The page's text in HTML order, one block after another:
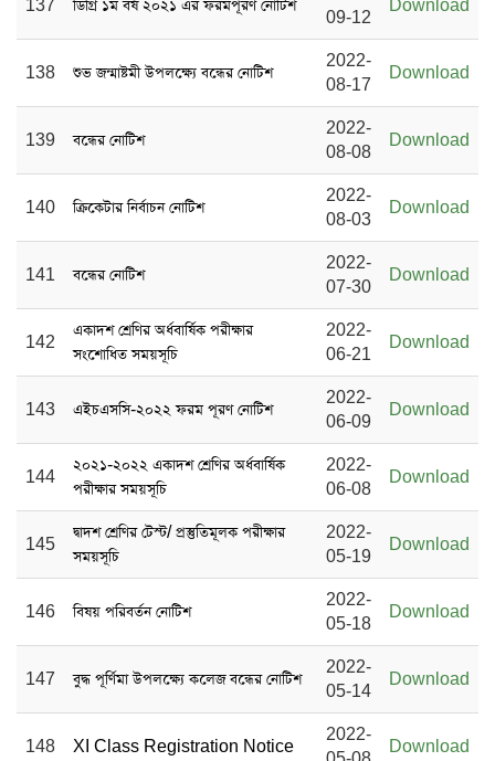
137 ডিগ্রি ১ম বর্ষ ২০২১ এর ফরমপূরণ নোটিশ
09-12
Download
138 শুভ জন্মাষ্টমী উপলক্ষ্যে বন্ধের নোটিশ
2022-
08-17
Download
139 বন্ধের নোটিশ
2022-
08-08
Download
140 ক্রিকেটার নির্বাচন নোটিশ
2022-
08-03
Download
141 বন্ধের নোটিশ
2022-
07-30
Download
142
একাদশ শ্রেণির অর্ধবার্ষিক পরীক্ষার
সংশোধিত সময়সূচি
2022-
06-21
Download
143 এইচএসসি-২০২২ ফরম পূরণ নোটিশ
2022-
06-09
Download
144
২০২১-২০২২ একাদশ শ্রেণির অর্ধবার্ষিক
পরীক্ষার সময়সূচি
2022-
06-08
Download
145
দ্বাদশ শ্রেণির টেস্ট/ প্রস্তুতিমূলক পরীক্ষার
সময়সূচি
2022-
05-19
Download
146 বিষয় পরিবর্তন নোটিশ
2022-
05-18
Download
147 বুদ্ধ পূর্ণিমা উপলক্ষ্যে কলেজ বন্ধের নোটিশ
2022-
05-14
Download
148 XI Class Registration Notice
2022-
Download